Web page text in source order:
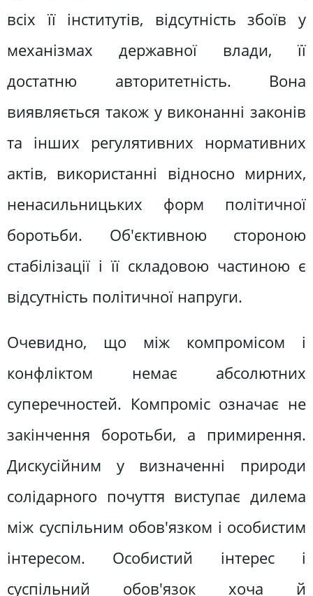
всіх її інститутів, відсутність збоїв у
механізмах державної влади, її
достатню авторитетність. Вона
виявляється також у виконанні законів
та інших регулятивних нормативних
актів, використанні відносно мирних,
ненасильницьких форм політичної
боротьби. Об'єктивною стороною
стабілізації і її складовою частиною є
відсутність політичної напруги.
Очевидно, що між компромісом і
конфліктом немає абсолютних
суперечностей. Компроміс означає не
закінчення боротьби, а примирення.
Дискусійним у визначенні природи
солідарного почуття виступає дилема
між суспільним обов'язком і особистим
інтересом. Особистий інтерес і
суспільний обов'язок хоча й